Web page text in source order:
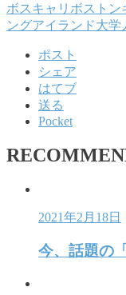
ボスキャリ ボストン
ングアイランド大学
ポスト
シェア
はてブ
送る
Pocket
2021年2月18日
今、話題の